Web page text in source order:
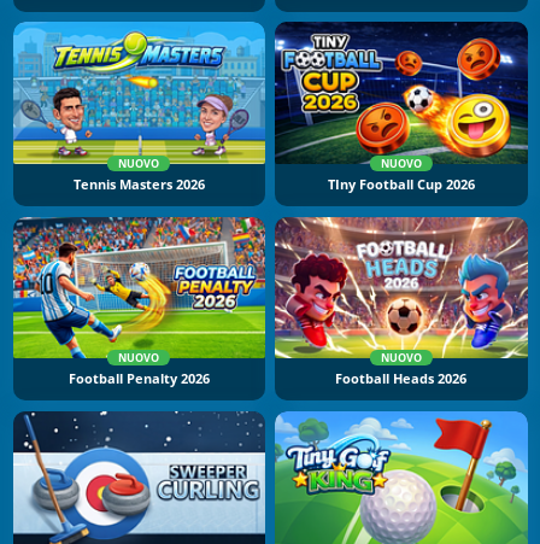
NUOVO
Tennis Masters 2026
NUOVO
TIny Football Cup 2026
NUOVO
Football Penalty 2026
NUOVO
Football Heads 2026